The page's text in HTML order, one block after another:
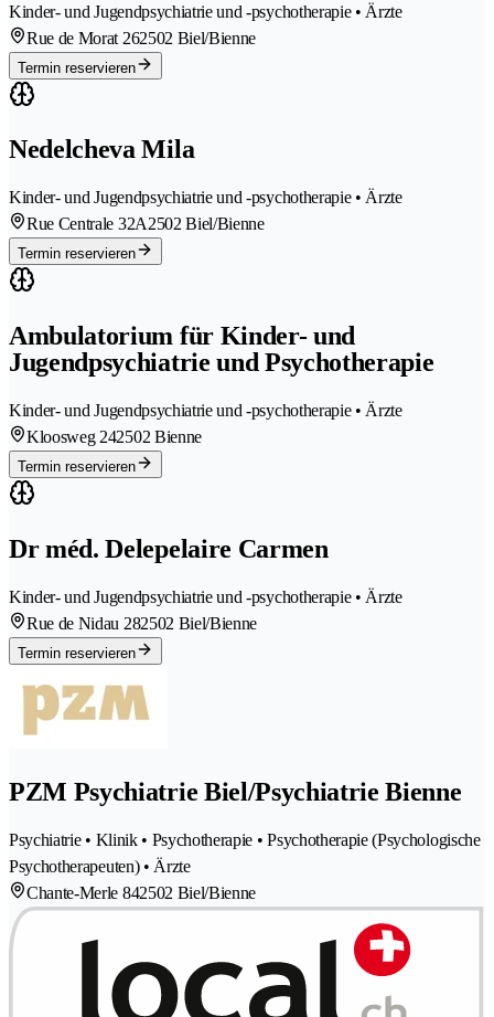
Kinder- und Jugendpsychiatrie und -psychotherapie • Ärzte
Rue de Morat 262502 Biel/Bienne
Termin reservieren
Nedelcheva Mila
Kinder- und Jugendpsychiatrie und -psychotherapie • Ärzte
Rue Centrale 32A2502 Biel/Bienne
Termin reservieren
Ambulatorium für Kinder- und
Jugendpsychiatrie und Psychotherapie
Kinder- und Jugendpsychiatrie und -psychotherapie • Ärzte
Kloosweg 242502 Bienne
Termin reservieren
Dr méd. Delepelaire Carmen
Kinder- und Jugendpsychiatrie und -psychotherapie • Ärzte
Rue de Nidau 282502 Biel/Bienne
Termin reservieren
PZM Psychiatrie Biel/Psychiatrie Bienne
Psychiatrie • Klinik • Psychotherapie • Psychotherapie (Psychologische
Psychotherapeuten) • Ärzte
Chante-Merle 842502 Biel/Bienne